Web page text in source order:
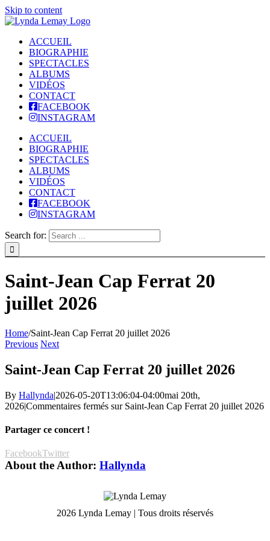
Skip to content
ACCUEIL
BIOGRAPHIE
SPECTACLES
ALBUMS
VIDÉOS
CONTACT
FACEBOOK
INSTAGRAM
ACCUEIL
BIOGRAPHIE
SPECTACLES
ALBUMS
VIDÉOS
CONTACT
FACEBOOK
INSTAGRAM
Search for:
Saint-Jean Cap Ferrat 20
juillet 2026
Home/Saint-Jean Cap Ferrat 20 juillet 2026
Previous Next
Saint-Jean Cap Ferrat 20 juillet 2026
By Hallynda|2026-05-20T13:06:04-04:00mai 20th,
2026|Commentaires fermés sur Saint-Jean Cap Ferrat 20 juillet 2026
Partager ce concert !
FacebookTwitter
About the Author: Hallynda
2026 Lynda Lemay | Tous droits réservés